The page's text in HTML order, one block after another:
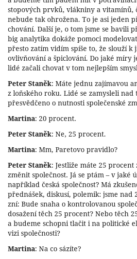
stopových prvků, vlákniny a vitamínů,
nebude tak ohrožena. To je asi jeden
chování. Další je, o tom jsme se bavili
big analytika dokáže pomoci
přesto zatím vidím spíše to, že slouží k
ovlivňování a špiclování. Do jaké míry
lidé začali chovat v tom nejlepším
Peter Staněk: Máte jednu zajímavou
z loňského roku. Lidé se zamysleli
přesvědčeno o nutnosti společenské
Martina: 20 procent.
Peter Staněk: Ne, 25 procent.
Martina: Mm, Paretovo pravidlo?
Peter Staněk: Jestliže máte 25
změnit společnost. Já se ptám – v jaké
například česká společnost? Má
přednášek, diskusí, polemik: jsme nad
zní: Bude snaha o kontrolovanou
dosažení těch 25 procent? Nebo těch
a budeme schopni tlačit i na politické
vizi společnosti?
Martina: Na co sázíte?